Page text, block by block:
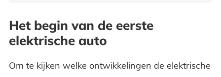
Elektrische auto niet meer hip
Heropleving van de elektrische auto
Het begin van de eerste
elektrische auto
Om te kijken welke ontwikkelingen de elektrische